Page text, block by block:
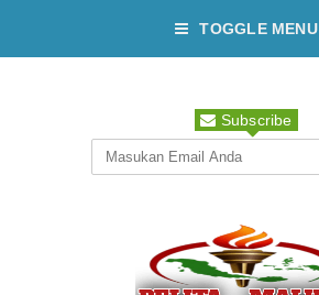
TOGGLE MENU
Subscribe